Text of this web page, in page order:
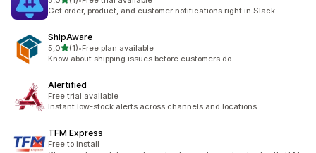
1 arvostelua yhteensä
Get order, product, and customer notifications right in Slack
ShipAware
5,0/ 5 tähteä
(1)
1 arvostelua yhteensä
•Free plan available
Know about shipping issues before customers do
Alertified
Free trial available
Instant low-stock alerts across channels and locations.
TFM Express
Free to install